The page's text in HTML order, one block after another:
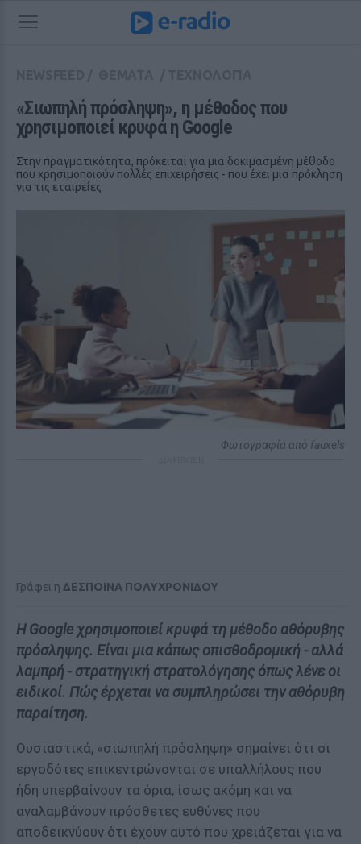
«Σιωπηλή πρόσληψη», η μέθοδος που
χρησιμοποιεί κρυφά η Google
Στην πραγματικότητα, πρόκειται για μια δοκιμασμένη μέθοδο
που χρησιμοποιούν πολλές επιχειρήσεις - που έχει μια πρόκληση
για τις εταιρείες
Φωτογραφία από fauxels
Γράφει η ΔΕΣΠΟΙΝΑ ΠΟΛΥΧΡΟΝΙΔΟΥ
Η Google χρησιμοποιεί κρυφά τη μέθοδο αθόρυβης
πρόσληψης. Είναι μια κάπως οπισθοδρομική - αλλά
λαμπρή - στρατηγική στρατολόγησης όπως λένε οι
ειδικοί. Πώς έρχεται να συμπληρώσει την αθόρυβη
παραίτηση.
Ουσιαστικά, «σιωπηλή πρόσληψη» σημαίνει ότι οι
εργοδότες επικεντρώνονται σε υπαλλήλους που
ήδη υπερβαίνουν τα όρια, ίσως ακόμη και να
αναλαμβάνουν πρόσθετες ευθύνες που
αποδεικνύουν ότι έχουν αυτό που χρειάζεται για να